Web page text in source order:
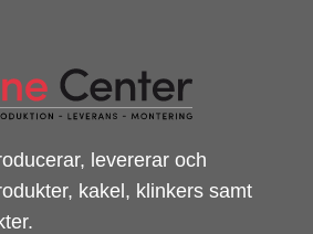
levererar och
kakel, klinkers samt